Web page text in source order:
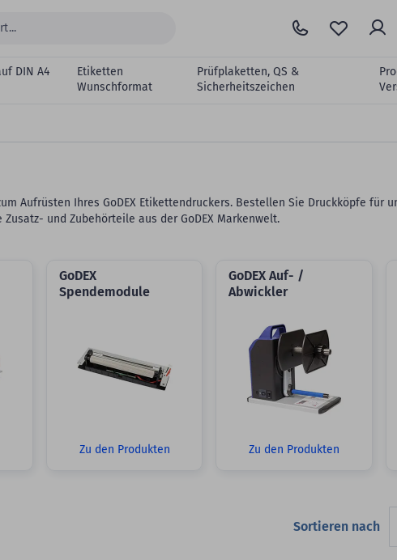
DIN A4
Etiketten
Wunschformat
Prüfplaketten, QS &
Sicherheitszeichen
Aufrüsten Ihres GoDEX Etikettendruckers. Bestellen Sie Druckköpfe für
und Zubehörteile aus der GoDEX Markenwelt.
GoDEX
Spendemodule
Zu den Produkten
GoDEX Auf- /
Abwickler
Zu den Produkten
Sortieren nach